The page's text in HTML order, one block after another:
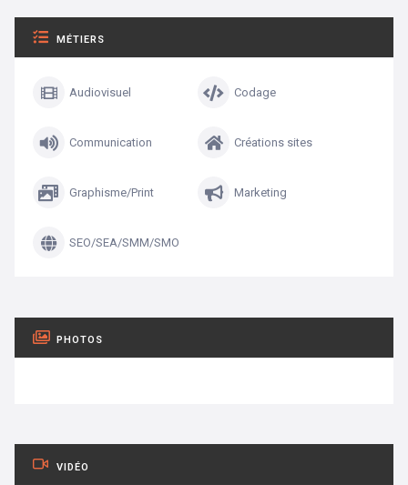
MÉTIERS
Audiovisuel Codage
Communication Créations sites
Graphisme/Print Marketing
SEO/SEA/SMM/SMO
PHOTOS
VIDÉO